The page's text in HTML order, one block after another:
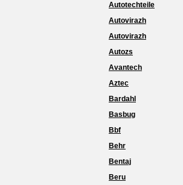
Autotechteile
Autovirazh
Autovirazh
Autozs
Avantech
Aztec
Bardahl
Basbug
Bbf
Behr
Bentaj
Beru